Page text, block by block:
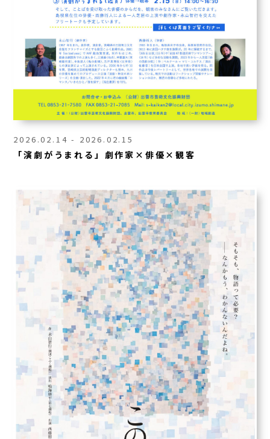
2026.02.14 - 2026.02.15
「演劇がうまれる」劇作家×俳優×観客